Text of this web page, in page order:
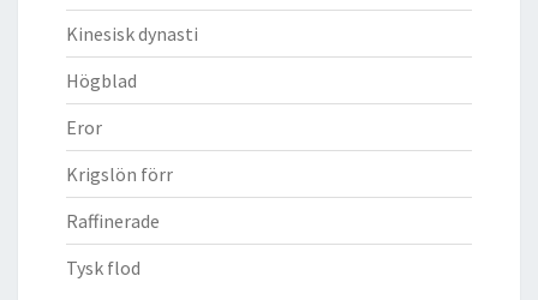
Kinesisk dynasti
Högblad
Eror
Krigslön förr
Raffinerade
Tysk flod